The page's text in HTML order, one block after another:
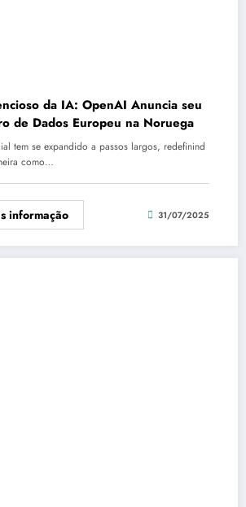
da IA: OpenAI Anuncia seu
de Dados Europeu na Noruega
tem se expandido a passos largos, redefinind
como…
informação 31/07/2025